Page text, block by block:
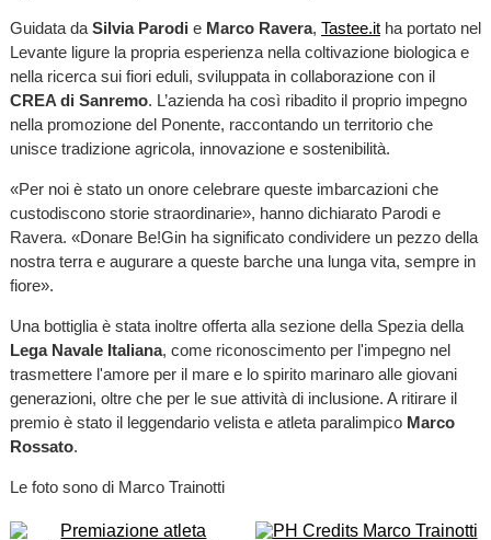
Guidata da Silvia Parodi e Marco Ravera, Tastee.itha portato nel
Levante ligure la propria esperienza nella coltivazione biologica e
nella ricerca sui fiori eduli, sviluppata in collaborazione con il
CREA di Sanremo. L’azienda ha così ribadito il proprio impegno
nella promozione del Ponente, raccontando un territorio che
unisce tradizione agricola, innovazione e sostenibilità.
«Per noi è stato un onore celebrare queste imbarcazioni che
custodiscono storie straordinarie», hanno dichiarato Parodi e
Ravera. «Donare Be!Gin ha significato condividere un pezzo della
nostra terra e augurare a queste barche una lunga vita, sempre in
fiore».
Una bottiglia è stata inoltre offerta alla sezione della Spezia della
Lega Navale Italiana, come riconoscimento per l'impegno nel
trasmettere l'amore per il mare e lo spirito marinaro alle giovani
generazioni, oltre che per le sue attività di inclusione. A ritirare il
premio è stato il leggendario velista e atleta paralimpico Marco
Rossato.
Le foto sono di Marco Trainotti